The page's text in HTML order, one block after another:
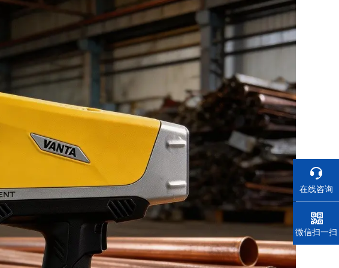
在线咨询
电话
微信扫一扫